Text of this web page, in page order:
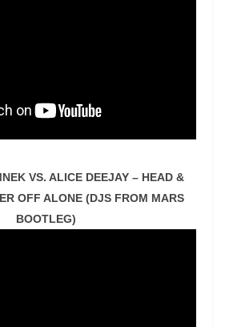
VS. ALICE DEEJAY – HEAD &
OFF ALONE (DJS FROM MARS
BOOTLEG)